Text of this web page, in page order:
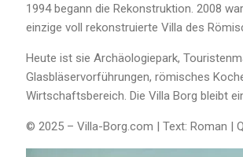
1994 begann die Rekonstruktion. 2008
einzige voll rekonstruierte Villa des
Heute ist sie Archäologiepark,
Glasbläservorführungen, römisches
Wirtschaftsbereich. Die Villa Borg bleibt
© 2025 – Villa-Borg.com | Text: Roman |